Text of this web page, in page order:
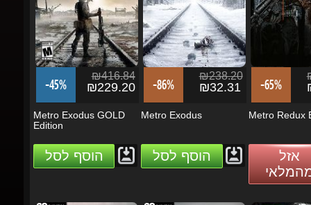
-45%
₪416.84
₪229.20
Metro Exodus GOLD
Edition
הוסף לסל
-86%
₪238.20
₪32.31
Metro Exodus Metro Redux
מהמלאי